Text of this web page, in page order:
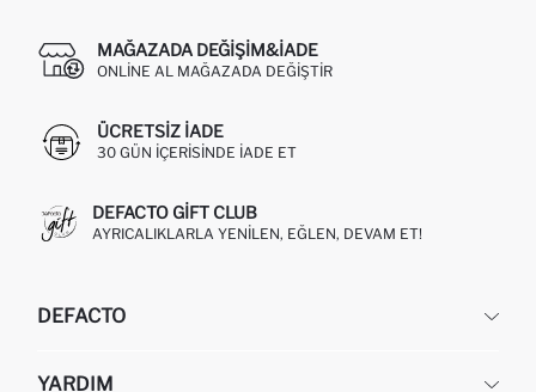
MAĞAZADA DEĞIŞIM&İADE
ONLINE AL MAĞAZADA DEĞIŞTIR
ÜCRETSIZ IADE
30 GÜN IÇERISINDE IADE ET
DEFACTO GIFT CLUB
AYRICALIKLARLA YENILEN, EĞLEN, DEVAM ET!
DEFACTO
YARDIM